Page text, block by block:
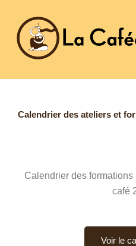
contenu
Calendrier des ateliers et
Calendrier des
café
Voir le